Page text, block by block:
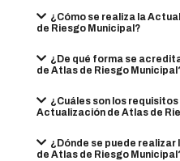
¿Cómo se realiza la
de Riesgo Municipal?
¿De qué forma se
de Atlas de Riesgo
¿Cuáles son los
Actualización de Atlas de
¿Dónde se puede
de Atlas de Riesgo